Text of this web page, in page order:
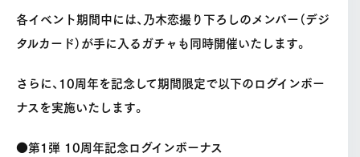
各イベント期間中には、乃木恋撮り下ろしのメンバー（デジ
タルカード）が手に入るガチャも同時開催いたします。
さらに、10周年を記念して期間限定で以下のログインボー
ナスを実施いたします。
●第1弾 10周年記念ログインボーナス